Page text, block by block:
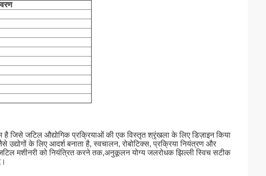
जिसे जटिल औद्योगिक प्रक्रियाओं की एक विस्तृत श्रृंखला के लिए डिज़ाइन किया
के लिए आदर्श बनाता है, स्वचालन, रोबोटिक्स, प्रक्रिया नियंत्रण और
मशीनरी को नियंत्रित करने तक,अनुकूलन योग्य जलरोधक झिल्ली स्विच सटीक